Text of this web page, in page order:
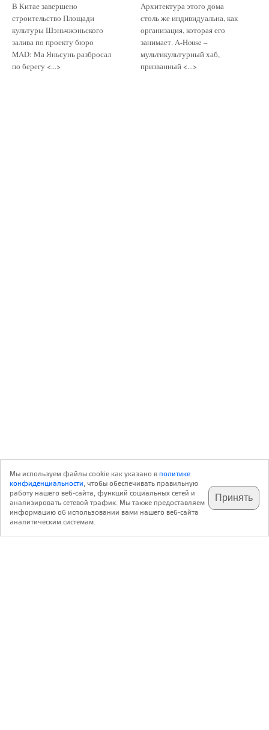
В Китае завершено
строительство Площади
культуры Шэньчжэньского
залива по проекту бюро
MAD: Ма Яньсунь разбросал
по берегу <...>
Архитектура этого дома
столь же индивидуальна, как
организация, которая его
занимает. A-House –
мультикультурный хаб,
призванный <...>
подпишитесь на наш
телеграм @archi_ru
✕
с 20 июля 1999 г.
Мы используем файлы cookie как указано вполитике
конфиденциальности, чтобы обеспечивать правильную
работу нашего веб-сайта, функций социальных сетей и
анализировать сетевой трафик. Мы также предоставляем
информацию об использовании вами нашего веб-сайта
аналитическим системам.
Принять